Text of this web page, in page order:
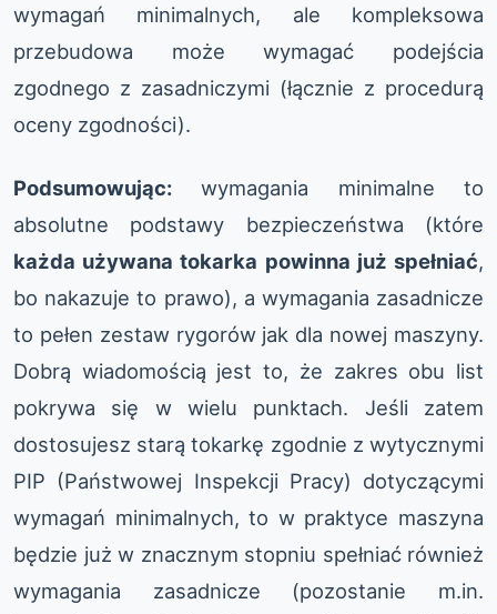
wymagań minimalnych, ale kompleksowa
przebudowa może wymagać podejścia
zgodnego z zasadniczymi (łącznie z procedurą
oceny zgodności).
Podsumowując: wymagania minimalne to
absolutne podstawy bezpieczeństwa (które
każda używana tokarka powinna już spełniać,
bo nakazuje to prawo), a wymagania zasadnicze
to pełen zestaw rygorów jak dla nowej maszyny.
Dobrą wiadomością jest to, że zakres obu list
pokrywa się w wielu punktach. Jeśli zatem
dostosujesz starą tokarkę zgodnie z wytycznymi
PIP (Państwowej Inspekcji Pracy) dotyczącymi
wymagań minimalnych, to w praktyce maszyna
będzie już w znacznym stopniu spełniać również
wymagania zasadnicze (pozostanie m.in.